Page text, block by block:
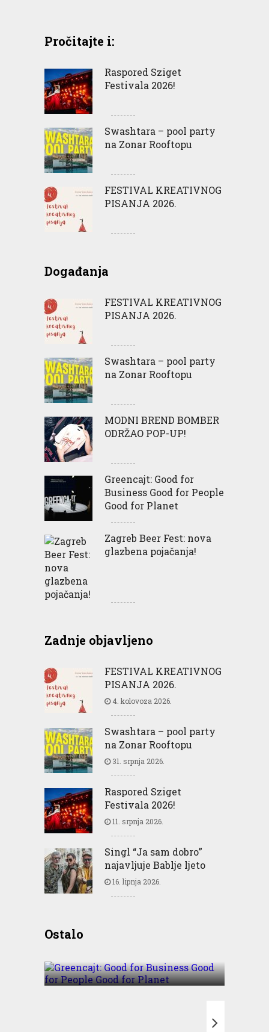
Pročitajte i:
Raspored Sziget
Festivala 2026!
Swashtara – pool party
na Zonar Rooftopu
FESTIVAL KREATIVNOG
PISANJA 2026.
Događanja
FESTIVAL KREATIVNOG
PISANJA 2026.
Swashtara – pool party
na Zonar Rooftopu
MODNI BREND BOMBER
ODRŽAO POP-UP!
Greencajt: Good for
Business Good for People
Good for Planet
Zagreb Beer Fest: nova
glazbena pojačanja!
Zadnje objavljeno
FESTIVAL KREATIVNOG
PISANJA 2026.
4. kolovoza 2026.
Swashtara – pool party
na Zonar Rooftopu
31. srpnja 2026.
Raspored Sziget
Festivala 2026!
11. srpnja 2026.
Singl “Ja sam dobro”
najavljuje Bablje ljeto
16. lipnja 2026.
OstaloBusiness Good for People